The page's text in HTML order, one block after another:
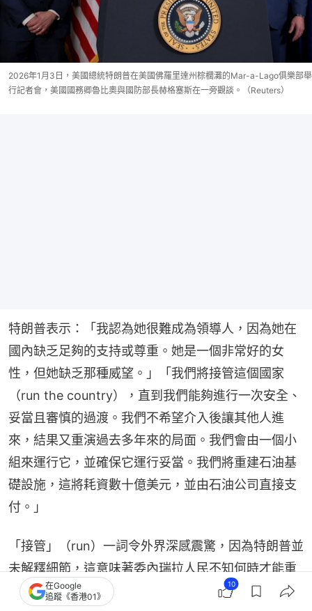
2026年1月3日，美國總統特朗普在美國佛羅里達州棕櫚灘的Mar-a-Lago俱樂部舉
行記者會，美國國務卿魯比奧與國防部長赫格塞斯在一旁觀談。（Reuters）
特朗普表示：「我認為她很難成為領導人，因為她在
國內缺乏足夠的支持或尊重。她是一個非常好的女
性，但她缺乏那種威望。」「我們將接管這個國家
（run the country），直到我們能夠進行一次安全、
妥當且審慎的過渡。我們不希望介入後讓其他人進
來，結果又重演過去多年來的局面。我們會由一個小
組來運行它，並確保它運行妥當。我們將重建石油基
礎設施，這將耗資數十億美元，並由石油公司直接支
付。」
「接管」（run）一詞令外界深感震驚，因為特朗普並
未解釋細節，這意味著委內瑞拉人民不知何時才能重
奪國家掌管權。這究竟是「民主的新生」，還是另一
在Google
追蹤《香港01》
10